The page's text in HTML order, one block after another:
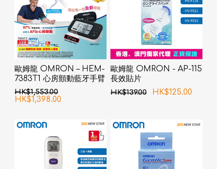
歐姆龍 OMRON – HEM-
7383T1 心房顫動藍牙手臂
式血壓計
HK$1,553.00
HK$1,398.00
歐姆龍 OMRON - AP-115
長效貼片
HK$139.00 HK$125.00